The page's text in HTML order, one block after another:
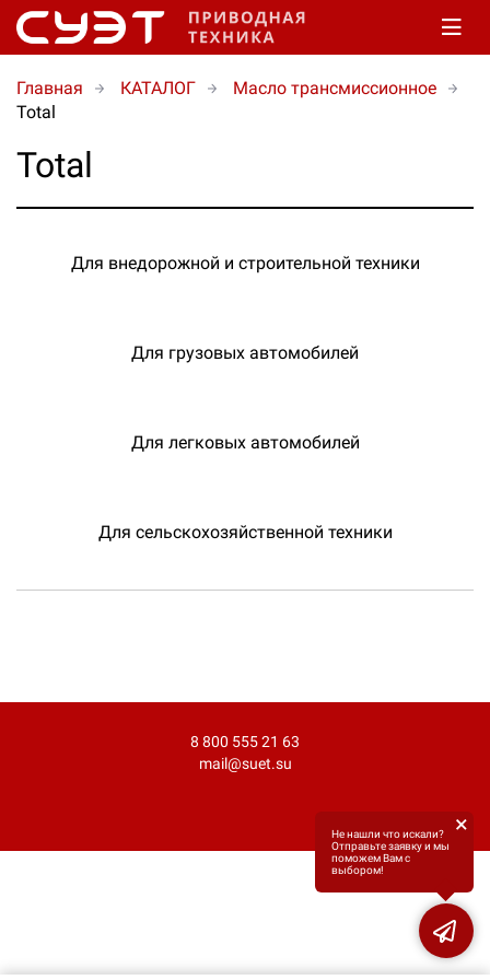
Главная КАТАЛОГ
Масло трансмиссионное
Total
Total
Для внедорожной и строительной техники
Для грузовых автомобилей
Для легковых автомобилей
Для сельскохозяйственной техники
8 800 555 21 63
mail@suet.su
Не нашли что искали?
Отправьте заявку и мы
поможем Вам с
выбором!
×